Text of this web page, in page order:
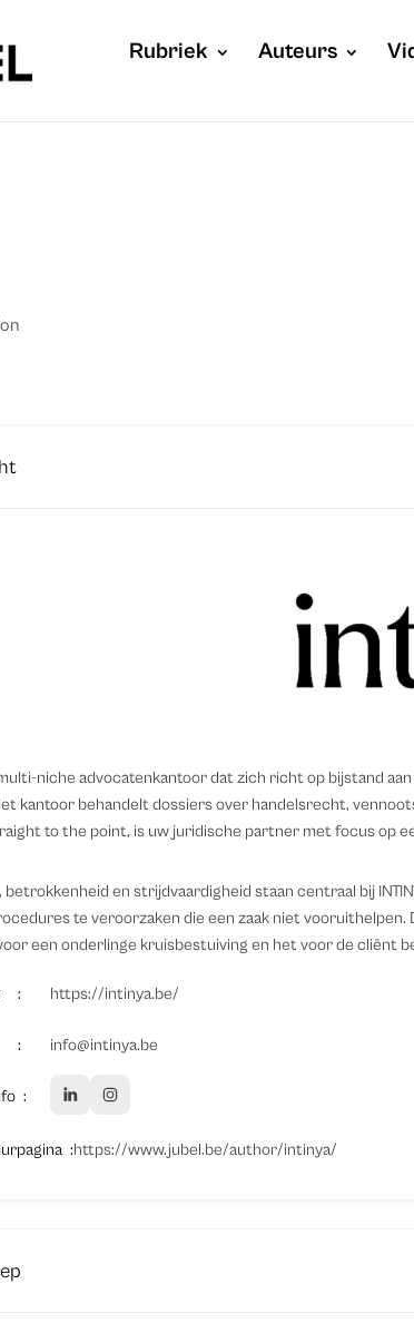
Rubriek Auteurs
multi-niche advocatenkantoor dat zich richt op bijstand
kantoor behandelt dossiers over handelsrecht,
to the point, is uw juridische partner met focus op
en strijdvaardigheid staan centraal bij
te veroorzaken die een zaak niet vooruithelpen.
een onderlinge kruisbestuiving en het voor de cliënt
https://intinya.be/
info@intinya.be
https://www.jubel.be/author/intinya/